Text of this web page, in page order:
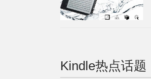
Kindle热点话题